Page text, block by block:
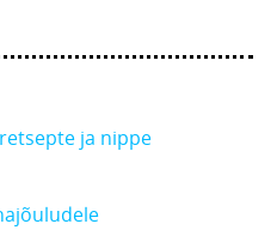
ja nippe